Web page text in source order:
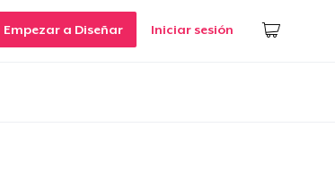
Empezar a Diseñar Iniciar sesión